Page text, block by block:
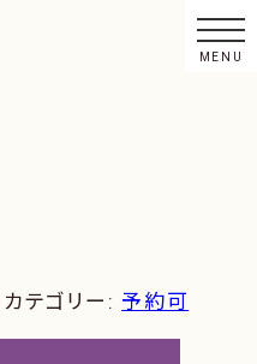
カテゴリー: 予約可